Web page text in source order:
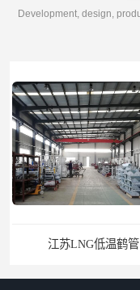
江苏LNG低温鹤管